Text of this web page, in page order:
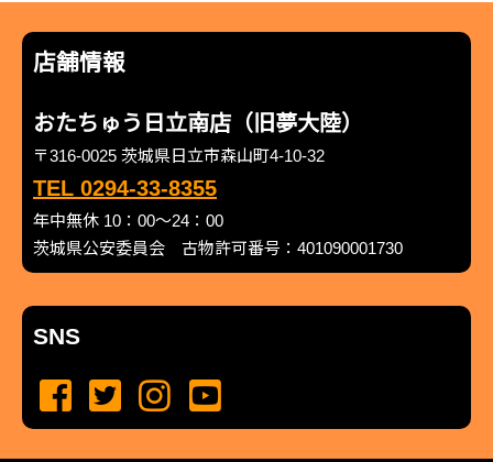
店舗情報
おたちゅう日立南店（旧夢大陸）
〒316-0025 茨城県日立市森山町4-10-32
TEL 0294-33-8355
年中無休 10：00～24：00
茨城県公安委員会 古物許可番号：401090001730
SNS